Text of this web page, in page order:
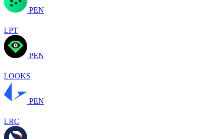
PEN
LPT
PEN
LOOKS
PEN
LRC